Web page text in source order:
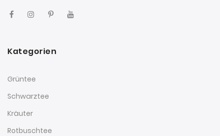
Kategorien
Grüntee
Schwarztee
Kräuter
Rotbuschtee